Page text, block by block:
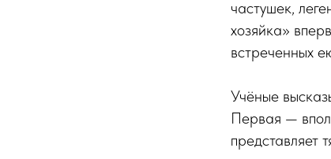
частушек,
хозяйка»
встреченных
Учёные
Первая —
представляет